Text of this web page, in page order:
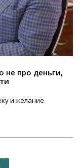
не про деньги,
и желание